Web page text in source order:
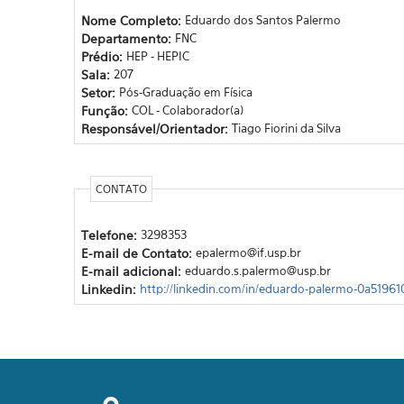
Nome Completo: Eduardo dos Santos Palermo
Departamento: FNC
Prédio: HEP - HEPIC
Sala: 207
Setor: Pós-Graduação em Física
Função: COL - Colaborador(a)
Responsável/Orientador: Tiago Fiorini da Silva
CONTATO
Telefone: 3298353
E-mail de Contato: epalermo@if.usp.br
E-mail adicional: eduardo.s.palermo@usp.br
Linkedin: http://linkedin.com/in/eduardo-palermo-